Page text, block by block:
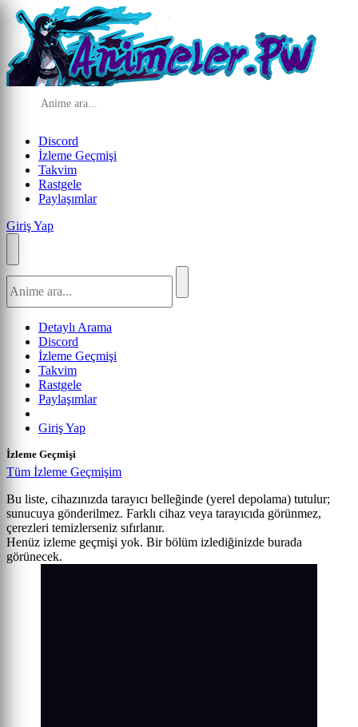
Discord
İzleme Geçmişi
Takvim
Rastgele
Paylaşımlar
Giriş Yap
Detaylı Arama
Discord
İzleme Geçmişi
Takvim
Rastgele
Paylaşımlar
Giriş Yap
İzleme Geçmişi
Tüm İzleme Geçmişim
Bu liste, cihazınızda tarayıcı belleğinde (yerel depolama) tutulur;
sunucuya gönderilmez. Farklı cihaz veya tarayıcıda görünmez,
çerezleri temizlerseniz sıfırlanır.
Henüz izleme geçmişi yok. Bir bölüm izlediğinizde burada
görünecek.